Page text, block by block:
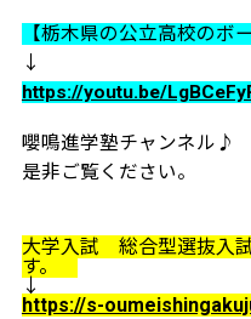
【栃木県の公立高校のボ
↓
https://youtu.be/
嚶鳴進学塾チャンネル♪
是非ご覧ください。
大学入試 総合型選抜入
す。
↓
https://s-